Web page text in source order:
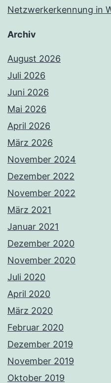
Netzwerkerkennung in
Archiv
August 2026
Juli 2026
Juni 2026
Mai 2026
April 2026
März 2026
November 2024
Dezember 2022
November 2022
März 2021
Januar 2021
Dezember 2020
November 2020
Juli 2020
April 2020
März 2020
Februar 2020
Dezember 2019
November 2019
Oktober 2019